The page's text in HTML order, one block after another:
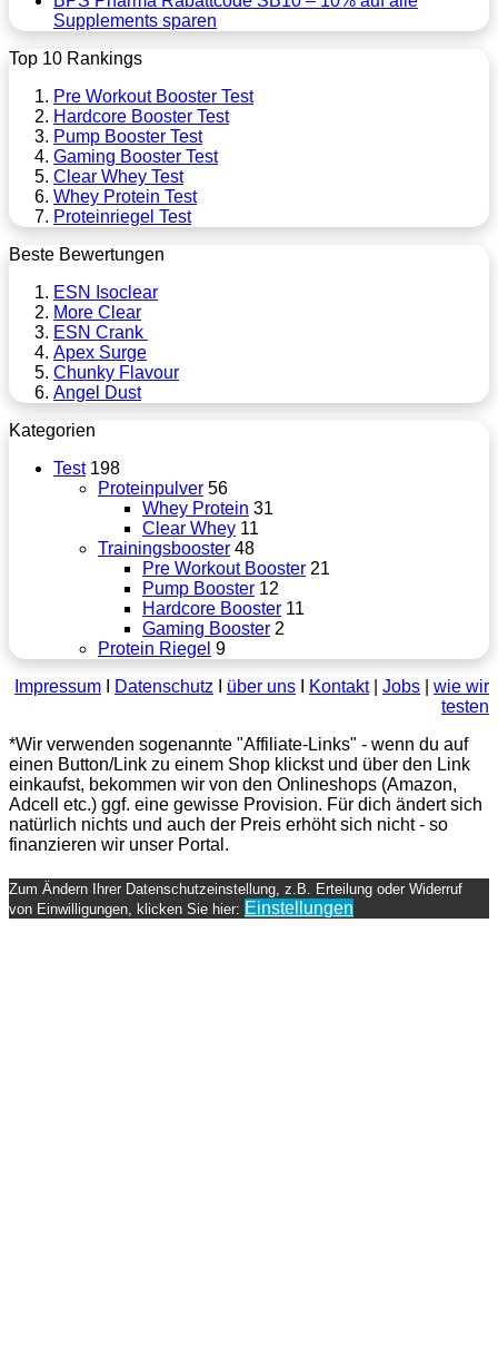
Supplements sparen
Top 10 Rankings
Pre Workout Booster Test
Hardcore Booster Test
Pump Booster Test
Gaming Booster Test
Clear Whey Test
Whey Protein Test
Proteinriegel Test
Beste Bewertungen
ESN Isoclear
More Clear
ESN Crank
Apex Surge
Chunky Flavour
Angel Dust
Kategorien
Test 198
Proteinpulver 56
Whey Protein 31
Clear Whey 11
Trainingsbooster 48
Pre Workout Booster 21
Pump Booster 12
Hardcore Booster 11
Gaming Booster 2
Protein Riegel 9
Impressum
Datenschutz über uns Kontakt| Jobs
wie wir
testen
*Wir verwenden sogenannte "Affiliate-Links" - wenn du auf
einen Button/Link zu einem Shop klickst und über den Link
einkaufst, bekommen wir von den Onlineshops (Amazon,
Adcell etc.) ggf. eine gewisse Provision. Für dich ändert sich
natürlich nichts und auch der Preis erhöht sich nicht - so
finanzieren wir unser Portal.
"Zurück
zum
Anfang"
Zum Ändern Ihrer Datenschutzeinstellung, z.B. Erteilung oder Widerruf
von Einwilligungen, klicken Sie hier: Einstellungen